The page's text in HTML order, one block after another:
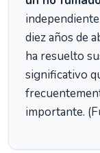
diez años de
ha resuelto
significativo
importante.